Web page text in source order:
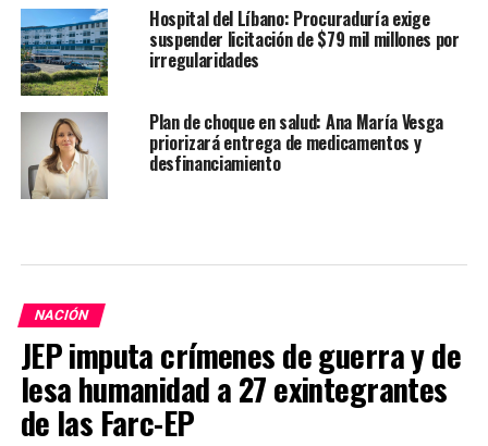
Hospital del Líbano: Procuraduría exige
suspender licitación de $79 mil millones por
irregularidades
Plan de choque en salud: Ana María Vesga
priorizará entrega de medicamentos y
desfinanciamiento
NACIÓN
JEP imputa crímenes de guerra y de
lesa humanidad a 27 exintegrantes
de las Farc-EP